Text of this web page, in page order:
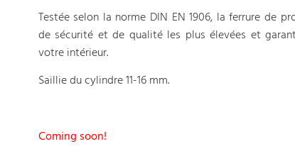
Testée selon la norme DIN EN 1906, la ferrure de
de sécurité et de qualité les plus élevées et
votre intérieur.
Saillie du cylindre 11-16 mm.
Coming soon!